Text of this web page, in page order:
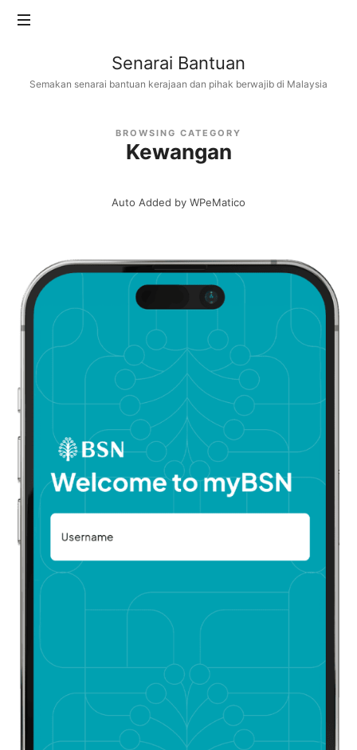
Senarai
Bantuan
Senarai Bantuan
Semakan senarai bantuan kerajaan dan pihak berwajib di Malaysia
BROWSING CATEGORY
Kewangan
Auto Added by WPeMatico